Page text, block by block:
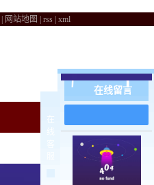
网站地图 rss xml
在
在线留言